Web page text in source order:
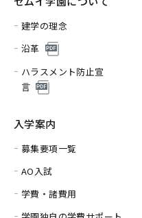
建学の理念
沿革
ハラスメント防止宣
言
入学案内
募集要項一覧
AO入試
学費・諸費用